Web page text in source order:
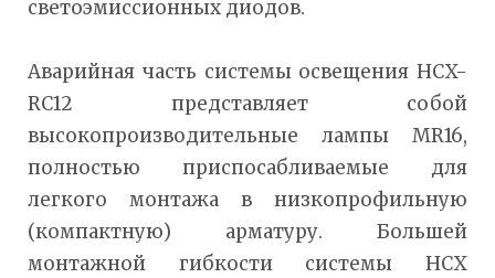
светоэмиссионных диодов.
Аварийная часть системы освещения HCX-
RC12 представляет собой
высокопроизводительные лампы MR16,
полностью приспосабливаемые для
легкого монтажа в низкопрофильную
(компактную) арматуру. Большей
монтажной гибкости системы HCX